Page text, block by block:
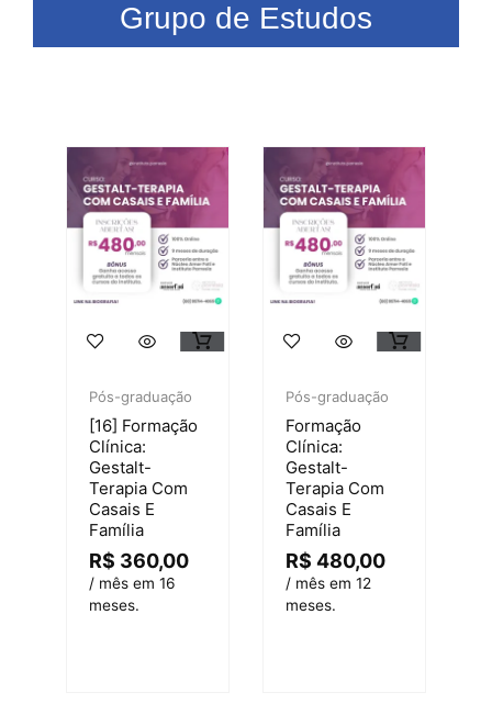
Grupo de Estudos
Pós-graduação
[16] Formação
Clínica:
Gestalt-
Terapia Com
Casais E
Família
R$ 360,00
/ mês em 16
meses.
Pós-graduação
Formação
Clínica:
Gestalt-
Terapia Com
Casais E
Família
R$ 480,00
/ mês em 12
meses.